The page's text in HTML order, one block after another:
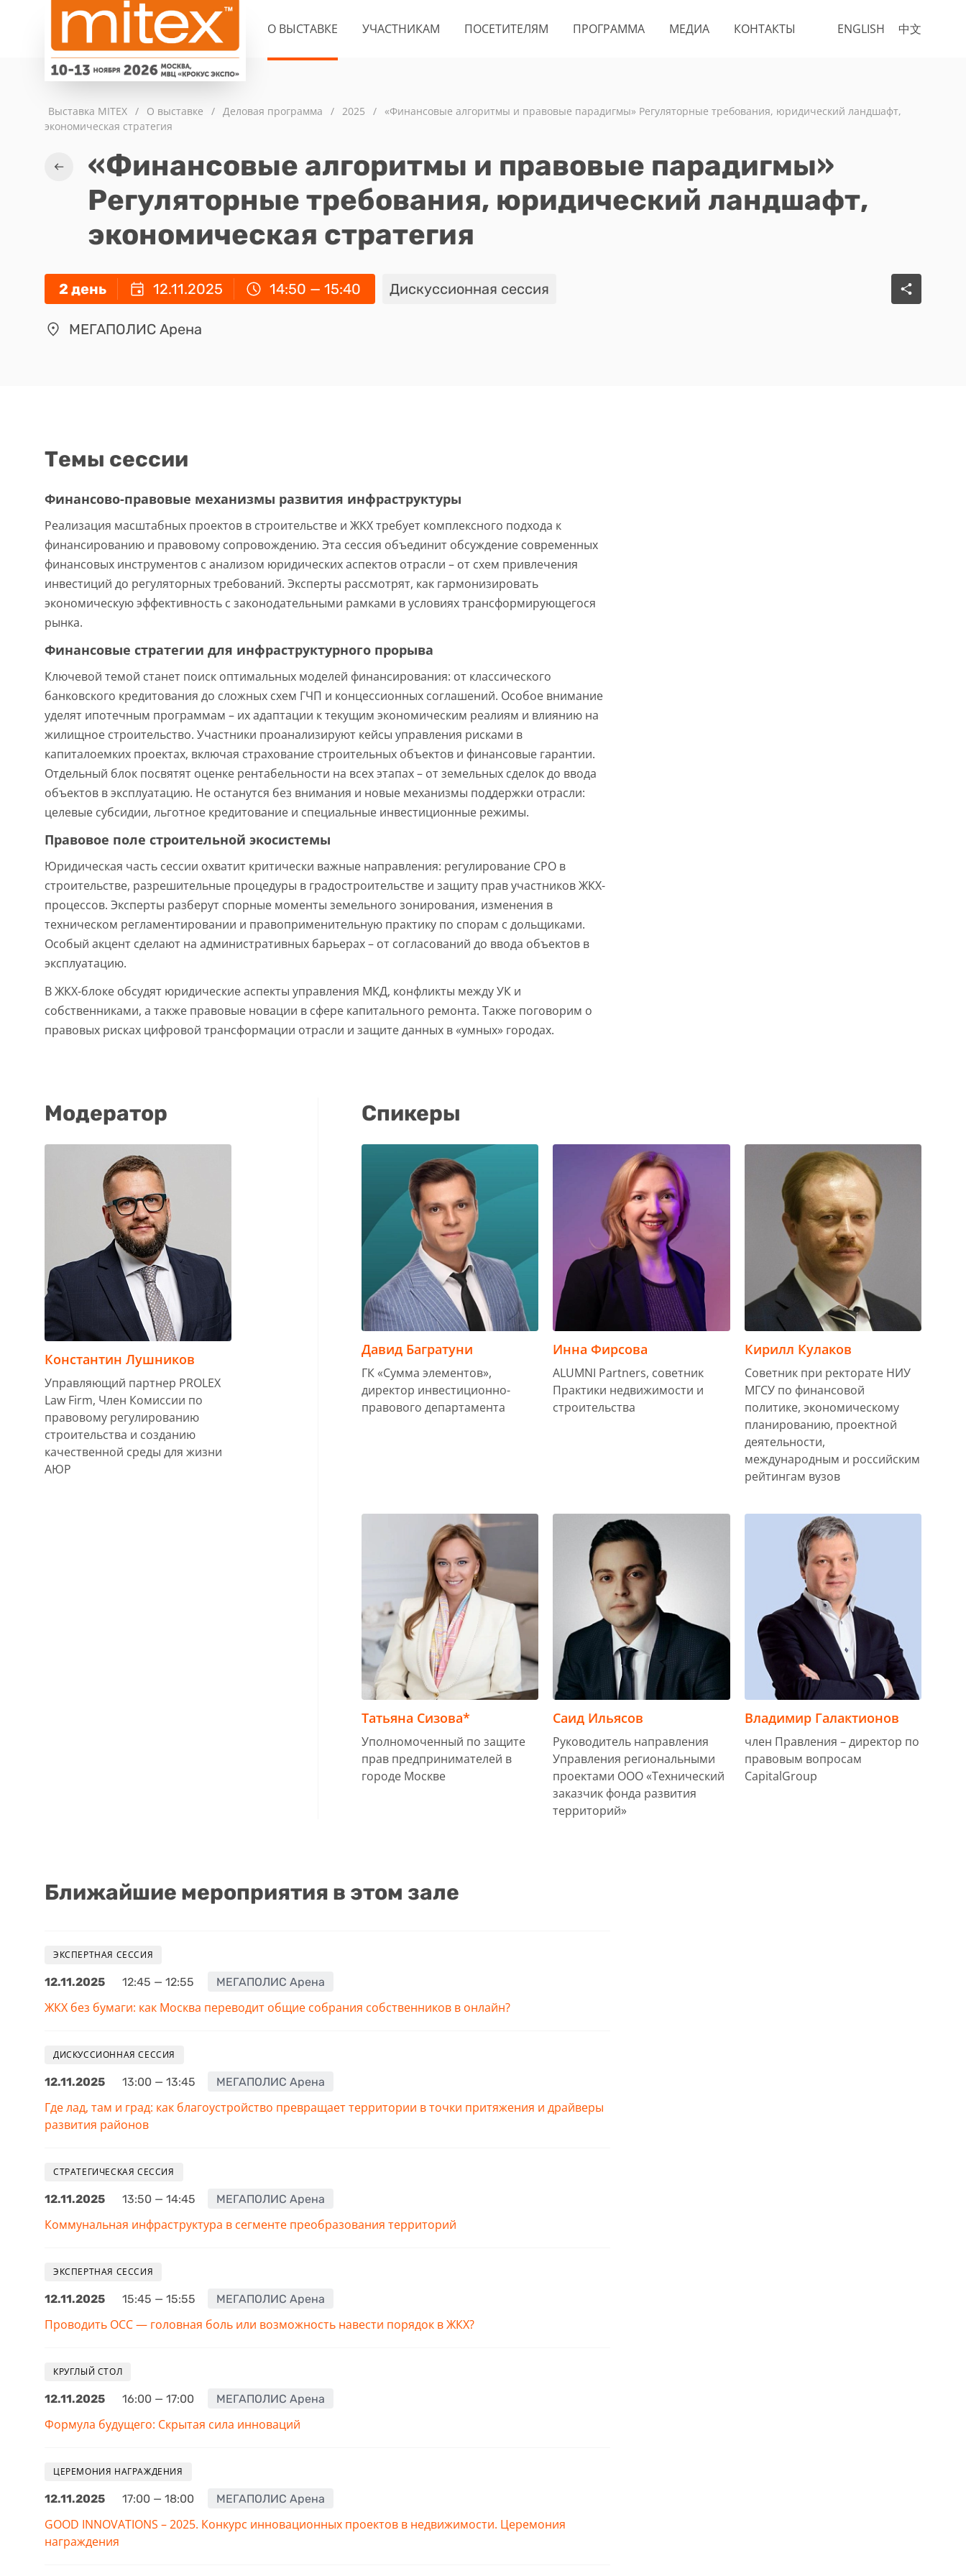
ENGLISH 中文
О ВЫСТАВКЕ УЧАСТНИКАМ ПОСЕТИТЕЛЯМ ПРОГРАММА МЕДИА КОНТАКТЫ
Выставка MITEX / О выставке / Деловая программа / 2025 /
«Финансовые алгоритмы и правовые парадигмы» Регуляторные требования, юридический ландшафт,
экономическая стратегия
«Финансовые алгоритмы и правовые парадигмы»
Регуляторные требования, юридический ландшафт,
экономическая стратегия
2 день 12.11.2025 14:50 — 15:40 Дискуссионная сессия
МЕГАПОЛИС Арена
Темы сессии
Финансово-правовые механизмы развития инфраструктуры
Реализация масштабных проектов в строительстве и ЖКХ требует комплексного подхода к
финансированию и правовому сопровождению. Эта сессия объединит обсуждение современных
финансовых инструментов с анализом юридических аспектов отрасли – от схем привлечения
инвестиций до регуляторных требований. Эксперты рассмотрят, как гармонизировать
экономическую эффективность с законодательными рамками в условиях трансформирующегося
рынка.
Финансовые стратегии для инфраструктурного прорыва
Ключевой темой станет поиск оптимальных моделей финансирования: от классического
банковского кредитования до сложных схем ГЧП и концессионных соглашений. Особое внимание
уделят ипотечным программам – их адаптации к текущим экономическим реалиям и влиянию на
жилищное строительство. Участники проанализируют кейсы управления рисками в
капиталоемких проектах, включая страхование строительных объектов и финансовые гарантии.
Отдельный блок посвятят оценке рентабельности на всех этапах – от земельных сделок до ввода
объектов в эксплуатацию. Не останутся без внимания и новые механизмы поддержки отрасли:
целевые субсидии, льготное кредитование и специальные инвестиционные режимы.
Правовое поле строительной экосистемы
Юридическая часть сессии охватит критически важные направления: регулирование СРО в
строительстве, разрешительные процедуры в градостроительстве и защиту прав участников ЖКХ-
процессов. Эксперты разберут спорные моменты земельного зонирования, изменения в
техническом регламентировании и правоприменительную практику по спорам с дольщиками.
Особый акцент сделают на административных барьерах – от согласований до ввода объектов в
эксплуатацию.
В ЖКХ-блоке обсудят юридические аспекты управления МКД, конфликты между УК и
собственниками, а также правовые новации в сфере капитального ремонта. Также поговорим о
правовых рисках цифровой трансформации отрасли и защите данных в «умных» городах.
Модератор
Константин Лушников
Управляющий партнер PROLEX
Law Firm, Член Комиссии по
правовому регулированию
строительства и созданию
качественной среды для жизни
АЮР
Спикеры
Давид Багратуни
ГК «Сумма элементов»,
директор инвестиционно-
правового департамента
Инна Фирсова
ALUMNI Partners, советник
Практики недвижимости и
строительства
Кирилл Кулаков
Советник при ректорате НИУ
МГСУ по финансовой
политике, экономическому
планированию, проектной
деятельности,
международным и российским
рейтингам вузов
Татьяна Сизова*
Уполномоченный по защите
прав предпринимателей в
городе Москве
Саид Ильясов
Руководитель направления
Управления региональными
проектами ООО «Технический
заказчик фонда развития
территорий»
Владимир Галактионов
член Правления – директор по
правовым вопросам
CapitalGroup
Ближайшие мероприятия в этом зале
ЭКСПЕРТНАЯ СЕССИЯ
МЕГАПОЛИС Арена
12.11.2025 12:45 — 12:55
ЖКХ без бумаги: как Москва переводит общие собрания собственников в онлайн?
ДИСКУССИОННАЯ СЕССИЯ
МЕГАПОЛИС Арена
12.11.2025 13:00 — 13:45
Где лад, там и град: как благоустройство превращает территории в точки притяжения и драйверы
развития районов
СТРАТЕГИЧЕСКАЯ СЕССИЯ
МЕГАПОЛИС Арена
12.11.2025 13:50 — 14:45
Коммунальная инфраструктура в сегменте преобразования территорий
ЭКСПЕРТНАЯ СЕССИЯ
МЕГАПОЛИС Арена
12.11.2025 15:45 — 15:55
Проводить ОСС — головная боль или возможность навести порядок в ЖКХ?
КРУГЛЫЙ СТОЛ
МЕГАПОЛИС Арена
12.11.2025 16:00 — 17:00
Формула будущего: Скрытая сила инноваций
ЦЕРЕМОНИЯ НАГРАЖДЕНИЯ
МЕГАПОЛИС Арена
12.11.2025 17:00 — 18:00
GOOD INNOVATIONS – 2025. Конкурс инновационных проектов в недвижимости. Церемония
награждения